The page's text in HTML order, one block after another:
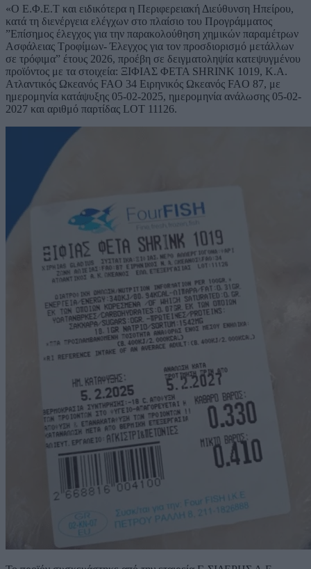
«Ο Ε.Φ.Ε.Τ και ειδικότερα η Περιφερειακή Διεύθυνση Ηπείρου,
κατά τη διενέργεια ελέγχων στο πλαίσιο του Προγράμματος
”Επίσημος έλεγχος για την παρακολούθηση χημικών παραμέτρων
Ασφάλειας Τροφίμων- Έλεγχος για τον προσδιορισμό μετάλλων
σε τρόφιμα” έτους 2026, προέβη σε δειγματοληψία κατεψυγμένου
προϊόντος με τα στοιχεία: ΞΙΦΙΑΣ ΦΕΤΑ SHRINK 1019, Κ.Α.
Ατλαντικός Ωκεανός FAO 34 Ειρηνικός Ωκεανός FAO 87, με
ημερομηνία κατάψυξης 05-02-2025, ημερομηνία ανάλωσης 05-02-
2027 και αριθμό παρτίδας LOT 11126.